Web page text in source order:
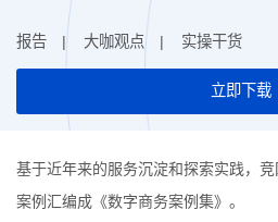
报告 大咖观点 实操干货
立即下载
基于近年来的服务沉淀和探索实践，
案例汇编成《数字商务案例集》。